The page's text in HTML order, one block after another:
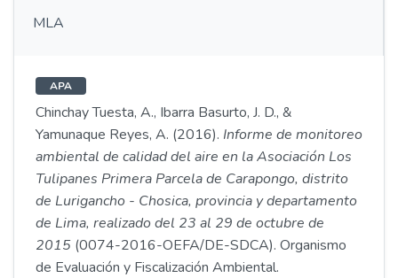
MLA
APA
Chinchay Tuesta, A., Ibarra Basurto, J. D., &
Yamunaque Reyes, A. (2016). Informe de monitoreo
ambiental de calidad del aire en la Asociación Los
Tulipanes Primera Parcela de Carapongo, distrito
de Lurigancho - Chosica, provincia y departamento
de Lima, realizado del 23 al 29 de octubre de
2015 (0074-2016-OEFA/DE-SDCA). Organismo
de Evaluación y Fiscalización Ambiental.